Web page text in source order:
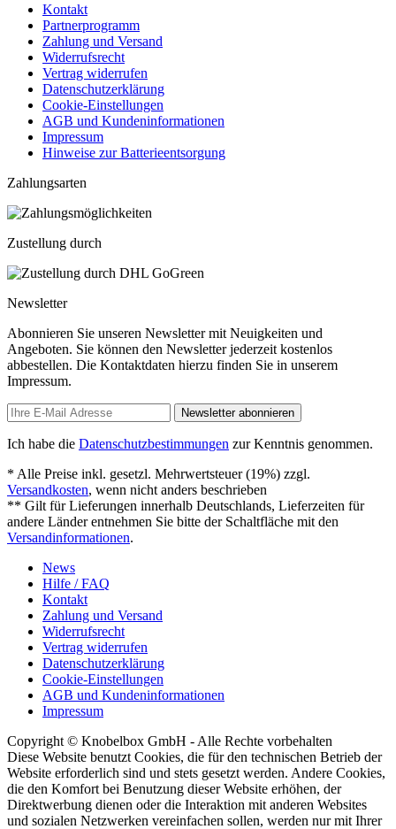
Kontakt
Partnerprogramm
Zahlung und Versand
Widerrufsrecht
Vertrag widerrufen
Datenschutzerklärung
Cookie-Einstellungen
AGB und Kundeninformationen
Impressum
Hinweise zur Batterieentsorgung
Zahlungsarten
Zustellung durch
Newsletter
Abonnieren Sie unseren Newsletter mit Neuigkeiten und
Angeboten. Sie können den Newsletter jederzeit kostenlos
abbestellen. Die Kontaktdaten hierzu finden Sie in unserem
Impressum.
Newsletter abonnieren
Ich habe die Datenschutzbestimmungen zur Kenntnis genommen.
* Alle Preise inkl. gesetzl. Mehrwertsteuer (19%) zzgl.
Versandkosten, wenn nicht anders beschrieben
** Gilt für Lieferungen innerhalb Deutschlands, Lieferzeiten für
andere Länder entnehmen Sie bitte der Schaltfläche mit den
Versandinformationen.
News
Hilfe / FAQ
Kontakt
Zahlung und Versand
Widerrufsrecht
Vertrag widerrufen
Datenschutzerklärung
Cookie-Einstellungen
AGB und Kundeninformationen
Impressum
Copyright © Knobelbox GmbH - Alle Rechte vorbehalten
Diese Website benutzt Cookies, die für den technischen Betrieb der
Website erforderlich sind und stets gesetzt werden. Andere Cookies,
die den Komfort bei Benutzung dieser Website erhöhen, der
Direktwerbung dienen oder die Interaktion mit anderen Websites
und sozialen Netzwerken vereinfachen sollen, werden nur mit Ihrer